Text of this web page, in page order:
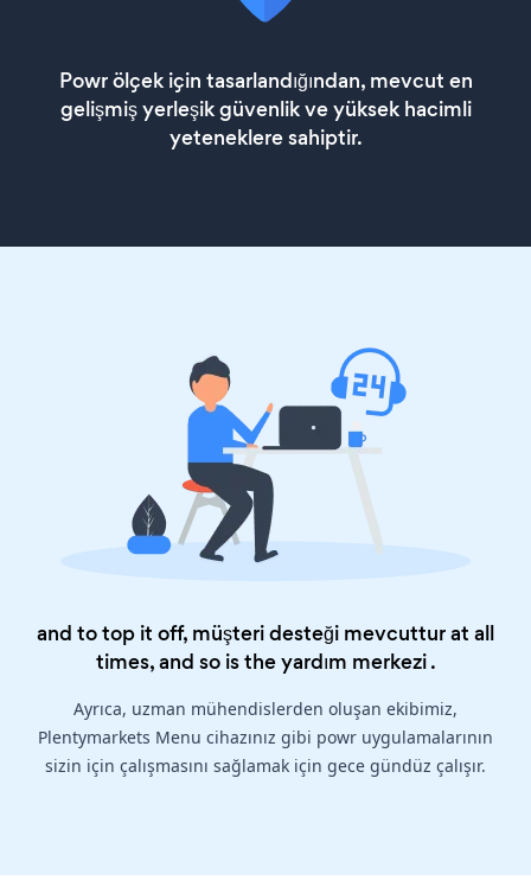
Powr ölçek için tasarlandığından, mevcut en
gelişmiş yerleşik güvenlik ve yüksek hacimli
yeteneklere sahiptir.
and to top it off, müşteri desteği mevcuttur at all
times, and so is theyardım merkezi.
Ayrıca, uzman mühendislerden oluşan ekibimiz,
Plentymarkets Menu cihazınız gibi powr uygulamalarının
sizin için çalışmasını sağlamak için gece gündüz çalışır.